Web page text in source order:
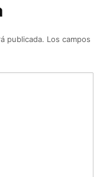
publicada. Los campos